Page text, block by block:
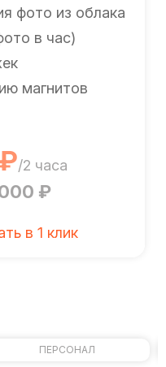
фото из облака
в час)
магнитов
/2 часа
₽
в 1 клик
ПЕРСОНАЛ